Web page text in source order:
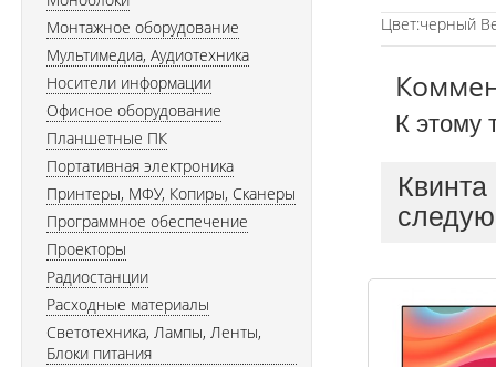
Цвет:черный
К этому
Монтажное оборудование
Мультимедиа, Аудиотехника
Носители информации
Офисное оборудование
Планшетные ПК
Портативная электроника
Принтеры, МФУ, Копиры, Сканеры
Программное обеспечение
Проекторы
Радиостанции
Расходные материалы
Светотехника, Лампы, Ленты,
Блоки питания